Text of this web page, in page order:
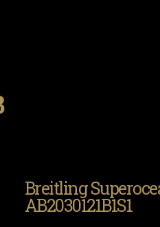
Breitling
AB2030121B1S1